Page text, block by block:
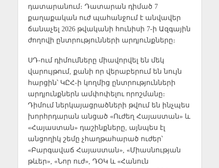
դատարանում։ Դատարան դիմած 7
քաղաքական ուժ պահանջում է անվավեր
ճանաչել 2026 թվականի հունիսի 7-ի Ազգային
ժողովի ընտրությունների արդյունքները։
ՍԴ-ում դիմումները միավորվել են մեկ
վարույթում, քանի որ վերաբերում են նույն
հարցին՝ ԿԸՀ-ի կողմից ընտրությունների
արդյունքներն ամփոփելու որոշմանը։
Դիմում ներկայացրածների թվում են ինչպես
խորհրդարան անցած «Ուժեղ Հայաստան» և
«Հայաստան» դաշինքները, այնպես էլ
անցողիկ շեմը չհաղթահարած ուժեր՝
«Բարգավաճ Հայաստան», «Միասնության
թևեր», «Նոր ուժ», ԴՕԿ և «Հանուն